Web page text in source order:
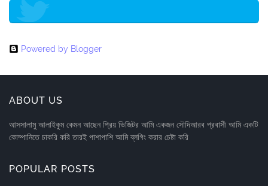
Powered by Blogger
ABOUT US
আসসালামু আলাইকুম কেমন আছেন প্রিয় ভিজিটর আমি একজন সৌদিআরব প্রবাসী আমি একটি
কোম্পানিতে চাকরি করি তারই পাশাপাশি আমি ব্লগিং করার চেষ্টা করি
POPULAR POSTS